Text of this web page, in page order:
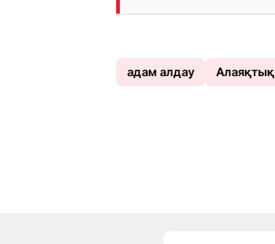
адам алдау Алаяқтық